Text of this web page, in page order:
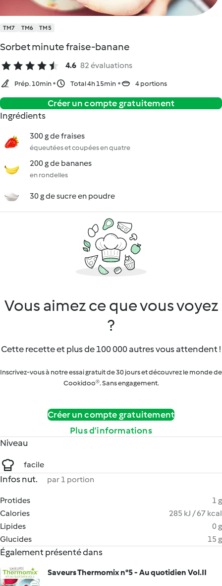
TM7 TM6 TM5
Sorbet minute fraise-banane
4.6 82 évaluations
Prép. 10min Total 4h 15min 4 portions
Créer un compte gratuitement
Ingrédients
300 g de fraises
équeutées et coupées en quatre
200 g de bananes
en rondelles
30 g de sucre en poudre
Vous aimez ce que vous voyez
?
Cette recette et plus de 100 000 autres vous attendent !
Inscrivez-vous à notre essai gratuit de 30 jours et découvrez le monde de
Cookidoo®. Sans engagement.
Créer un compte gratuitement
Plus d’informations
Niveau
facile
Infos nut. par 1 portion
Protides
1 g
Calories
285 kJ / 67 kcal
Lipides
0 g
Glucides
15 g
Également présenté dans
Saveurs Thermomix n°5 - Au quotidien Vol.II